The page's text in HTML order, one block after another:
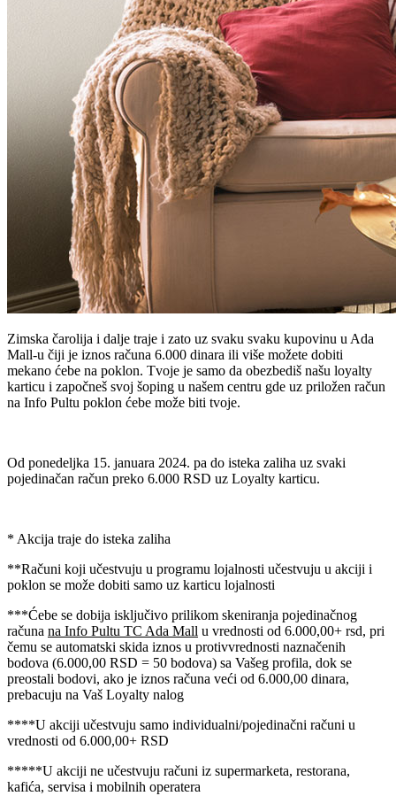
Zimska čarolija i dalje traje i zato uz svaku svaku kupovinu u Ada
Mall-u čiji je iznos računa 6.000 dinara ili više možete dobiti
mekano ćebe na poklon. Tvoje je samo da obezbediš našu loyalty
karticu i započneš svoj šoping u našem centru gde uz priložen račun
na Info Pultu poklon ćebe može biti tvoje.
Od ponedeljka 15. januara 2024. pa do isteka zaliha uz svaki
pojedinačan račun preko 6.000 RSD uz Loyalty karticu.
* Akcija traje do isteka zaliha
**Računi koji učestvuju u programu lojalnosti učestvuju u akciji i
poklon se može dobiti samo uz karticu lojalnosti
***Ćebe se dobija isključivo prilikom skeniranja pojedinačnog
računa na Info Pultu TC Ada Mall u vrednosti od 6.000,00+ rsd, pri
čemu se automatski skida iznos u protivvrednosti naznačenih
bodova (6.000,00 RSD = 50 bodova) sa Vašeg profila, dok se
preostali bodovi, ako je iznos računa veći od 6.000,00 dinara,
prebacuju na Vaš Loyalty nalog
****U akciji učestvuju samo individualni/pojedinačni računi u
vrednosti od 6.000,00+ RSD
*****U akciji ne učestvuju računi iz supermarketa, restorana,
kafića, servisa i mobilnih operatera